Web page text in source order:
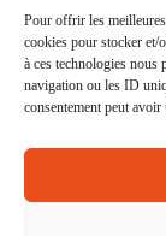
Pour offrir les
cookies pour stocker et/
à ces technologies nous
navigation ou les ID
consentement peut
Nappes
Protège Table
Nappes SANS
Tapis PRATIC
Affaires à faire